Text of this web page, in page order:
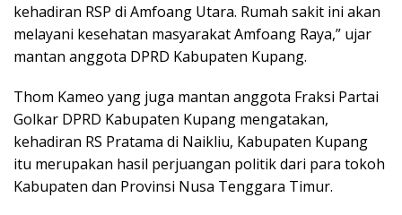
kehadiran RSP di Amfoang Utara. Rumah sakit ini akan
melayani kesehatan masyarakat Amfoang Raya,” ujar
mantan anggota DPRD Kabupaten Kupang.
Thom Kameo yang juga mantan anggota Fraksi Partai
Golkar DPRD Kabupaten Kupang mengatakan,
kehadiran RS Pratama di Naikliu, Kabupaten Kupang
itu merupakan hasil perjuangan politik dari para tokoh
Kabupaten dan Provinsi Nusa Tenggara Timur.